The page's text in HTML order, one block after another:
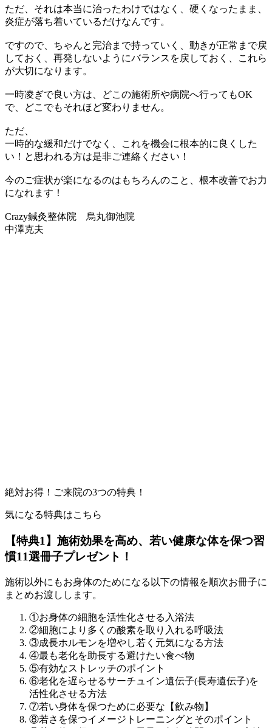
ただ、それは本当に治ったわけではなく、硬くなったまま、
炎症が落ち着いているだけなんです。
ですので、ちゃんと完治まで持っていく、動きが正常まで戻
しておく、再発しないようにバランスを戻しておく、これら
が大切になります。
一時凌ぎで良い方は、どこの施術所や病院へ行ってもOK
で、どこでもそれほど変わりません。
ただ、
一時的な緩和だけでなく、これを機会に根本的に良くした
い！と思われる方は是非ご連絡ください！
今のご症状が楽になるのはもちろんのこと、根本改善でお力
になれます！
Crazy鍼灸整体院 烏丸御池院
中澤克夫
絶対お得！ご来院の3つの特典！
気になる特典はこちら
【特典1】施術効果を高め、若い健康な体を保つ習
慣11選冊子プレゼント！
施術以外にもお身体のためになる以下の情報を順次お冊子に
まとめお渡しします。
①お身体の細胞を活性化させる入浴法
②細胞により多くの酸素を取り入れる呼吸法
③成長ホルモンを増やし若く元気になる方法
④最も老化を助長する避けたい食べ物
⑤有効なストレッチのポイント
⑥老化を遅らせるサーチュイン遺伝子(長寿遺伝子)を
活性化させる方法
⑦若い身体を保つために必要な【飲み物】
⑧若さを保つイメージトレーニングとそのポイント